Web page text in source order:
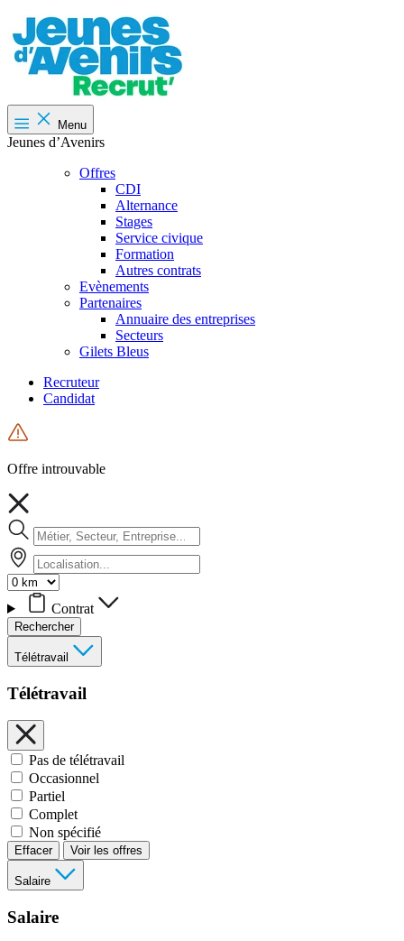
Menu
Jeunes d’Avenirs
Offres
CDI
Alternance
Stages
Service civique
Formation
Autres contrats
Evènements
Partenaires
Annuaire des entreprises
Secteurs
Gilets Bleus
Recruteur
Candidat
Offre introuvable
Contrat
Rechercher
Télétravail
Télétravail
Pas de télétravail
Occasionnel
Partiel
Complet
Non spécifié
Effacer Voir les offres
Salaire
Salaire